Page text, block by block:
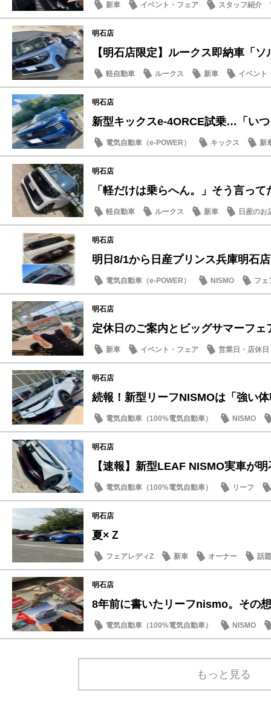
新車 イベント・フェア スタッフ紹介
明石店
【明石店限定】ルークス即納車「
軽自動車 ルークス 新車 イベント
明石店
新型キックスe-4ORCE試乗…「い
電気自動車（e-POWER） キックス 新
明石店
「軽だけは乗らへん。」そう言っ
軽自動車 ルークス 新車 日産のお
明石店
明日8/1から日産プリンス兵庫明石
電気自動車（e-POWER） NISMO フェ
明石店
定休日のご案内とビッグサマーフェ
新車 イベント・フェア 営業日・店休日
明石店
続報！新型リーフNISMOは「強い
電気自動車（100%電気自動車）
NISMO
試乗車・展示車
明石店
【速報】新型LEAF NISMO実車が
電気自動車（100%電気自動車） リーフ
明石店
夏×Ｚ
フェアレディZ 新車 オーナー 話
明石店
8年前に書いたリーフnismo。その
電気自動車（100%電気自動車） NISMO
もっと見る